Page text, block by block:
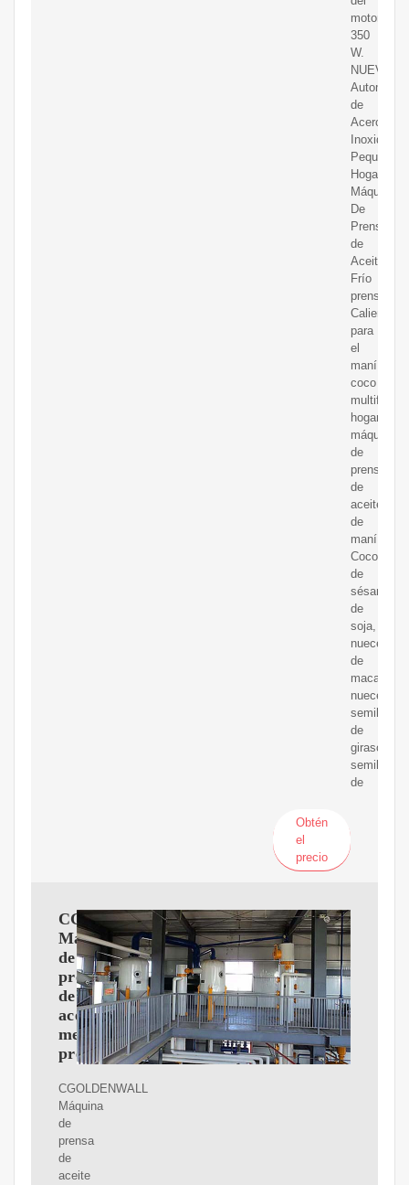
motor:
350
W.
NUEVA
de
Acero
Inoxidable
Pequeño
Hogar
Máquina
De
Prensa
de
Aceite
Frío
prensa
Caliente
para
el
maní,
coco
hogar
máquina
de
prensa
de
aceite
de
maní,
Coco,
de
sésamo,
de
soja,
nueces
de
nueces,
semillas
de
girasol,
semillas
de
Obtén
el
precio
CGOLDENWALL
Máquina
de
prensa
de
aceite
mejorada,
prensa
CGOLDENWALL
Máquina
de
prensa
de
aceite